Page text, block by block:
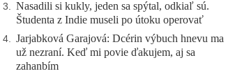
3. Nasadili si kukly, jeden sa spýtal, odkiaľ sú.
Študenta z Indie museli po útoku operovať
4. Jarjabková Garajová: Dcérin výbuch hnevu ma
už nezraní. Keď mi povie ďakujem, aj sa
zahanbím